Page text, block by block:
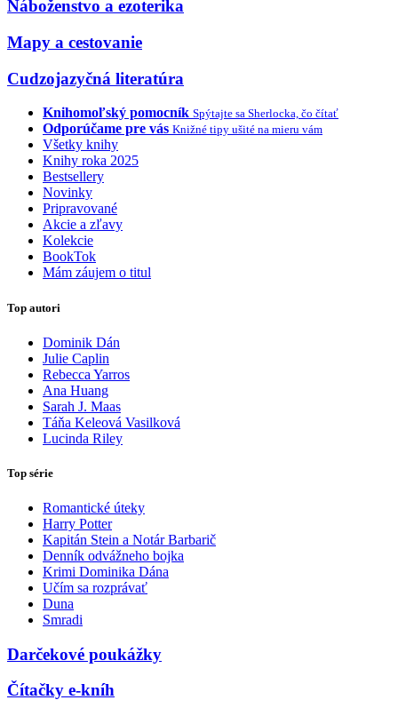
Náboženstvo a ezoterika
Mapy a cestovanie
Cudzojazyčná literatúra
Knihomoľský pomocník Spýtajte sa Sherlocka, čo čítať
Odporúčame pre vás Knižné tipy ušité na mieru vám
Všetky knihy
Knihy roka 2025
Bestsellery
Novinky
Pripravované
Akcie a zľavy
Kolekcie
BookTok
Mám záujem o titul
Top autori
Dominik Dán
Julie Caplin
Rebecca Yarros
Ana Huang
Sarah J. Maas
Táňa Keleová Vasilková
Lucinda Riley
Top série
Romantické úteky
Harry Potter
Kapitán Stein a Notár Barbarič
Denník odvážneho bojka
Krimi Dominika Dána
Učím sa rozprávať
Duna
Smradi
Darčekové poukážky
Čítačky e-kníh